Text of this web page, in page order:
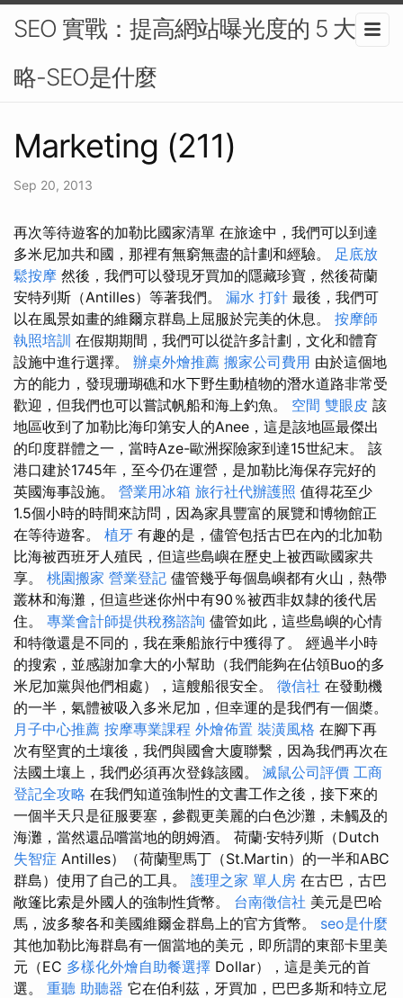
SEO 實戰：提高網站曝光度的 5 大策
略-SEO是什麼
Marketing (211)
Sep 20, 2013
再次等待遊客的加勒比國家清單 在旅途中，我們可以到達
多米尼加共和國，那裡有無窮無盡的計劃和經驗。 足底放
鬆按摩 然後，我們可以發現牙買加的隱藏珍寶，然後荷蘭
安特列斯（Antilles）等著我們。 漏水 打針 最後，我們可
以在風景如畫的維爾京群島上屈服於完美的休息。 按摩師
執照培訓 在假期期間，我們可以從許多計劃，文化和體育
設施中進行選擇。 辦桌外燴推薦 搬家公司費用 由於這個地
方的能力，發現珊瑚礁和水下野生動植物的潛水道路非常受
歡迎，但我們也可以嘗試帆船和海上釣魚。 空間 雙眼皮 該
地區收到了加勒比海印第安人的Anee，這是該地區最傑出
的印度群體之一，當時Aze-歐洲探險家到達15世紀末。 該
港口建於1745年，至今仍在運營，是加勒比海保存完好的
英國海事設施。 營業用冰箱 旅行社代辦護照 值得花至少
1.5個小時的時間來訪問，因為家具豐富的展覽和博物館正
在等待遊客。 植牙 有趣的是，儘管包括古巴在內的北加勒
比海被西班牙人殖民，但這些島嶼在歷史上被西歐國家共
享。 桃園搬家 營業登記 儘管幾乎每個島嶼都有火山，熱帶
叢林和海灘，但這些迷你州中有90％被西非奴隸的後代居
住。 專業會計師提供稅務諮詢 儘管如此，這些島嶼的心情
和特徵還是不同的，我在乘船旅行中獲得了。 經過半小時
的搜索，並感謝加拿大的小幫助（我們能夠在佔領Buo的多
米尼加黨與他們相處），這艘船很安全。 徵信社 在發動機
的一半，氣體被吸入多米尼加，但幸運的是我們有一個槳。
月子中心推薦 按摩專業課程 外燴佈置 裝潢風格 在腳下再
次有堅實的土壤後，我們與國會大廈聯繫，因為我們再次在
法國土壤上，我們必須再次登錄該國。 滅鼠公司評價 工商
登記全攻略 在我們知道強制性的文書工作之後，接下來的
一個半天只是征服要塞，參觀更美麗的白色沙灘，未觸及的
海灘，當然還品嚐當地的朗姆酒。 荷蘭·安特列斯（Dutch
失智症 Antilles）（荷蘭聖馬丁（St.Martin）的一半和ABC
群島）使用了自己的工具。 護理之家 單人房 在古巴，古巴
敞篷比索是外國人的強制性貨幣。 台南徵信社 美元是巴哈
馬，波多黎各和美國維爾金群島上的官方貨幣。 seo是什麼
其他加勒比海群島有一個當地的美元，即所謂的東部卡里美
元（EC 多樣化外燴自助餐選擇 Dollar），這是美元的首
選。 重聽 助聽器 它在伯利茲，牙買加，巴巴多斯和特立尼